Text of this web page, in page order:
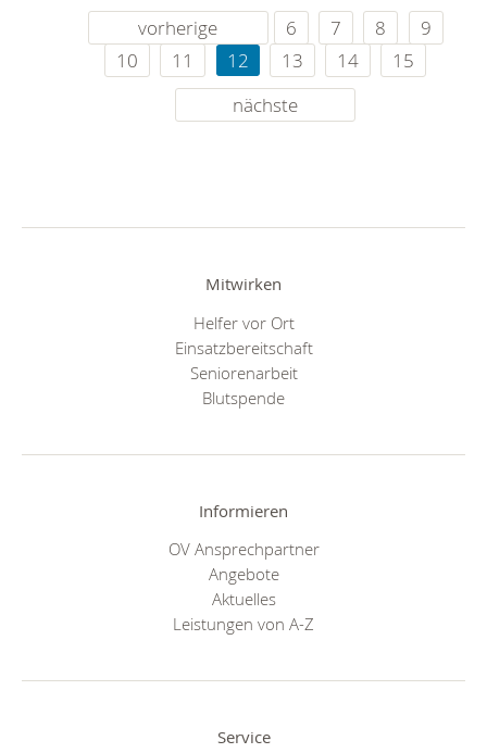
vorherige 6 7 8
9
10
11 12 13 14
15
nächste
Mitwirken
Helfer vor Ort
Einsatzbereitschaft
Seniorenarbeit
Blutspende
Informieren
OV Ansprechpartner
Angebote
Aktuelles
Leistungen von A-Z
Service